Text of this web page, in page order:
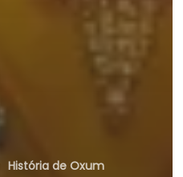
História de Oxum